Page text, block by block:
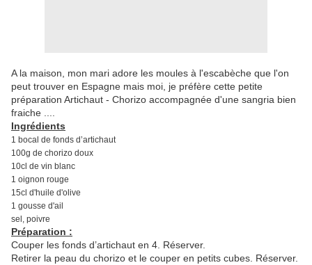
A la maison, mon mari adore les moules à l'escabèche que l'on
peut trouver en Espagne mais moi, je préfère cette petite
préparation Artichaut - Chorizo accompagnée d'une sangria bien
fraiche ....
Ingrédients
1 bocal de fonds d’artichaut
100g de chorizo doux
10cl de vin blanc
1 oignon rouge
15cl d'huile d'olive
1 gousse d'ail
sel, poivre
Préparation :
Couper les fonds d’artichaut en 4. Réserver.
Retirer la peau du chorizo et le couper en petits cubes. Réserver.